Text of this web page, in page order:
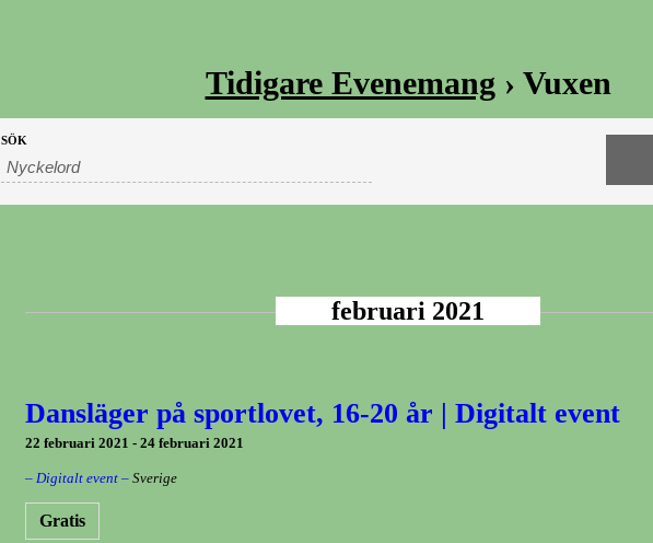
Tidigare Evenemang › Vuxen
SÖK
februari 2021
Dansläger på sportlovet, 16-20 år | Digitalt event
22 februari 2021 - 24 februari 2021
– Digitalt event – Sverige
Gratis